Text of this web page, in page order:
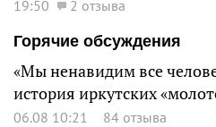
19:50
2 отзыва
Горячие обсуждения
«Мы ненавидим все
история иркутских
06.08 10:21 84 отзыва